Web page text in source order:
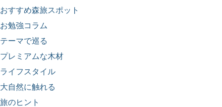
おすすめ森旅スポット
お勉強コラム
テーマで巡る
プレミアムな木材
ライフスタイル
大自然に触れる
旅のヒント